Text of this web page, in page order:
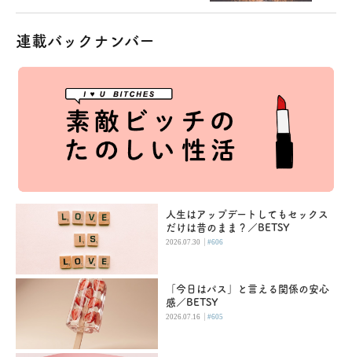
連載バックナンバー
人生はアップデートしてもセックス
だけは昔のまま？／BETSY
2026.07.30 |#606
「今日はパス」と言える関係の安心
感／BETSY
2026.07.16 |#605